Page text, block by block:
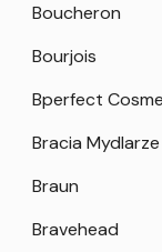
Boucheron
Bourjois
Bperfect
Bracia Mydlarze
Braun
Bravehead